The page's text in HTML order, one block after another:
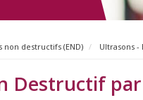
non destructifs (END) Ultrasons -
Destructif